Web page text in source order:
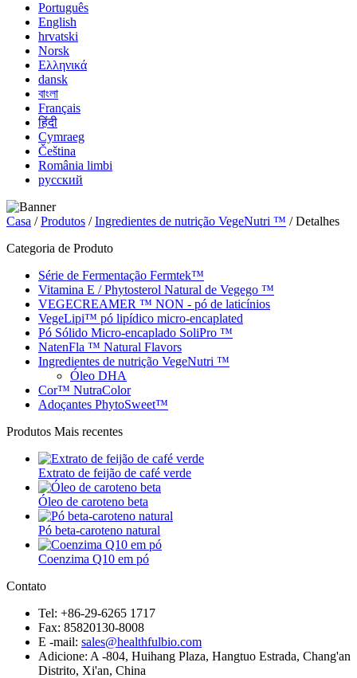
Português
English
hrvatski
Norsk
Ελληνικά
dansk
বাংলা
Français
हिंदी
Cymraeg
Čeština
România limbi
русский
Casa /Produtos /Ingredientes de nutrição VegeNutri ™ / Detalhes
Categoria de Produto
Série de Fermentação Fermtek™
Vitamina E / Phytosterol Natural de Vegego ™
VEGECREAMER ™ NON - pó de laticínios
VegeLipi™ pó lipídico micro-encaplated
Pó Sólido Micro-encaplado SoliPro ™
NatenFla ™ Natural Flavors
Ingredientes de nutrição VegeNutri ™
Óleo DHA
Cor™ NutraColor
Adoçantes PhytoSweet™
Produtos Mais recentes
Extrato de feijão de café verde
Óleo de caroteno beta
Pó beta-caroteno natural
Coenzima Q10 em pó
Contato
Tel: +86-29-6265 1717
Fax: 85820130-8008
E -mail: sales@healthfulbio.com
Adicione: A -804, Huihang Plaza, Hangtuo Estrada, Chang'an
Distrito, Xi'an, China